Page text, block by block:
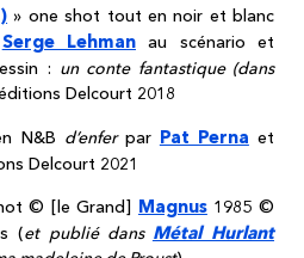
» one shot tout en noir et blanc
Serge Lehman au scénario et
: un conte fantastique (dans
Delcourt 2018
N&B d’enferpar Pat Perna et
Delcourt 2021
© [le Grand] Magnus1985 ©
(et publié dans Métal Hurlant